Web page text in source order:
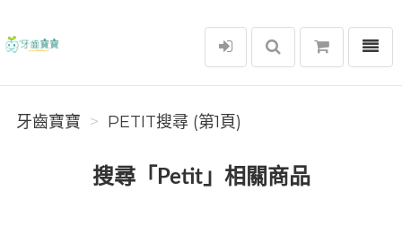
牙齒寶寶
選單
牙齒寶寶 PETIT搜尋 (第1頁)
搜尋「Petit」相關商品